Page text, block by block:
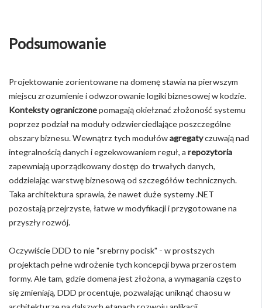
Podsumowanie
Projektowanie zorientowane na domenę stawia na pierwszym
miejscu zrozumienie i odwzorowanie logiki biznesowej w kodzie.
Konteksty ograniczonepomagają okiełznać złożoność systemu
poprzez podział na moduły odzwierciedlające poszczególne
obszary biznesu. Wewnątrz tych modułówagregatyczuwają nad
integralnością danych i egzekwowaniem reguł, a repozytoria
zapewniają uporządkowany dostęp do trwałych danych,
oddzielając warstwę biznesową od szczegółów technicznych.
Taka architektura sprawia, że nawet duże systemy .NET
pozostają przejrzyste, łatwe w modyfikacji i przygotowane na
przyszły rozwój.
Oczywiście DDD to nie "srebrny pocisk" - w prostszych
projektach pełne wdrożenie tych koncepcji bywa przerostem
formy. Ale tam, gdzie domena jest złożona, a wymagania często
się zmieniają, DDD procentuje, pozwalając uniknąć chaosu w